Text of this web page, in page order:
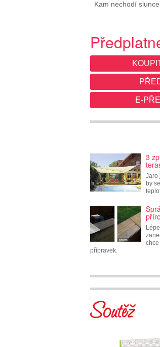
Kam nechodí
E-
3
Jaro
by
přípravek.